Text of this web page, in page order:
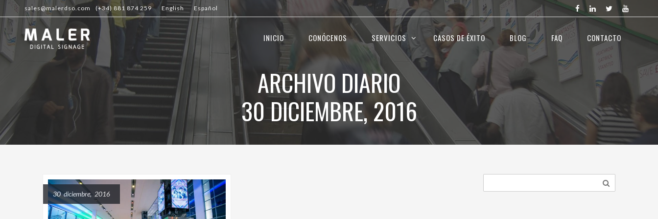
sales@malerdso.com (+34) 881 874 259 English Español
INICIO CONÓCENOS SERVICIOS CASOS DE ÉXITO BLOG FAQ CONTACTO
ARCHIVO DIARIO
30 DICIEMBRE, 2016
30 diciembre, 2016